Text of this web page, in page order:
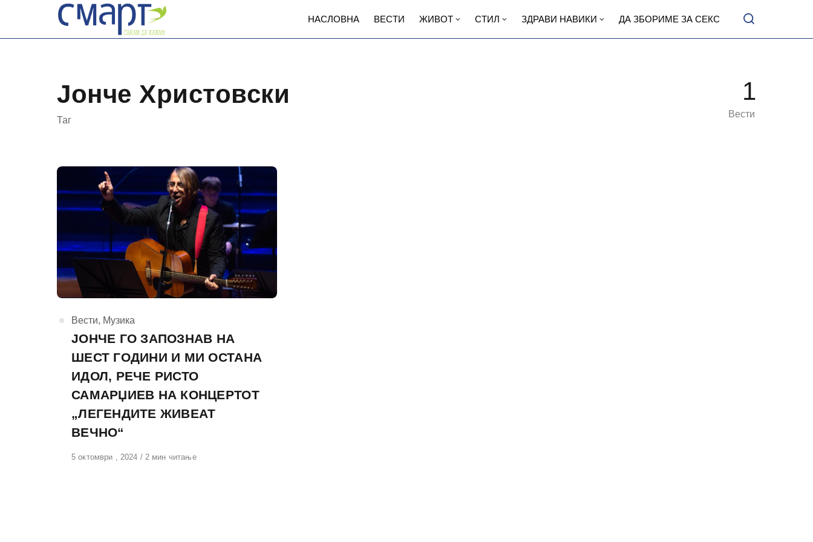
content
НАСЛОВНА ВЕСТИ ЖИВОТ СТИЛ ЗДРАВИ НАВИКИ ДА ЗБОРИМЕ ЗА СЕКС
Јонче Христовски
Таг
1
Вести
КАтегорија
Вести, Музика
ЈОНЧЕ ГО ЗАПОЗНАВ НА
ШЕСТ ГОДИНИ И МИ ОСТАНА
ИДОЛ, РЕЧЕ РИСТО
САМАРЏИЕВ НА КОНЦЕРТОТ
„ЛЕГЕНДИТЕ ЖИВЕАТ
ВЕЧНО“
Објавено
5 октомври , 2024 2 мин читање